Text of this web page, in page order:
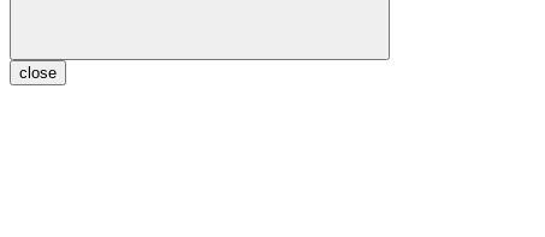
close